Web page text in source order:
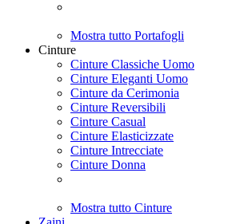
Mostra tutto Portafogli
Cinture
Cinture Classiche Uomo
Cinture Eleganti Uomo
Cinture da Cerimonia
Cinture Reversibili
Cinture Casual
Cinture Elasticizzate
Cinture Intrecciate
Cinture Donna
Mostra tutto Cinture